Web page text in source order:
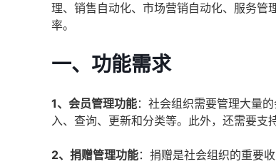
理、销售自动化、市场营销自动化、服务管
率。
一、功能需求
1、会员管理功能：社会组织需要管理大量
入、查询、更新和分类等。此外，还需要支
2、捐赠管理功能：捐赠是社会组织的重要